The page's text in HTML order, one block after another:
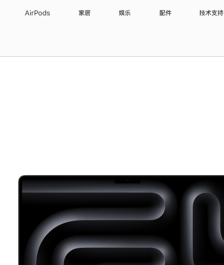
AirPods 家居 娱乐 配件 技术支持